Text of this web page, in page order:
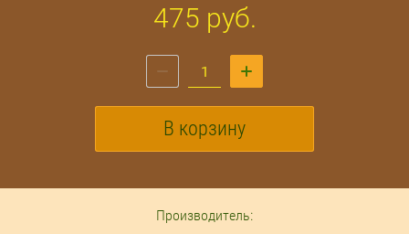
475 руб.
В корзину
Производитель: